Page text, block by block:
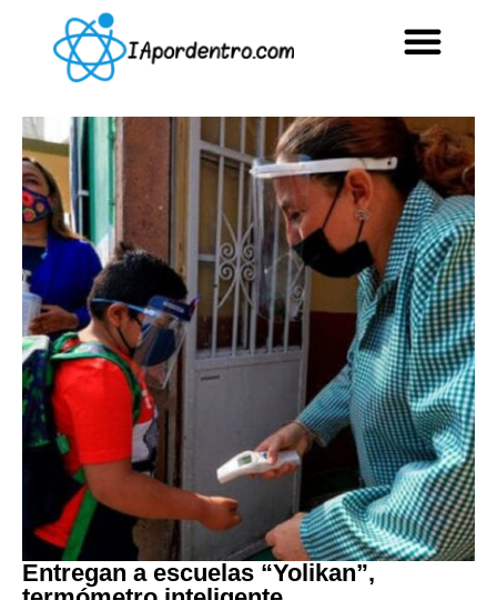
Entregan a escuelas “Yolikan”,